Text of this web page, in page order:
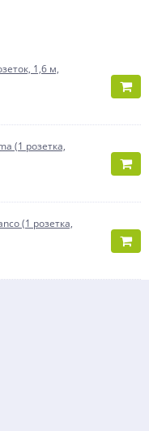
1,6 м,
(1 розетка,
(1 розетка,